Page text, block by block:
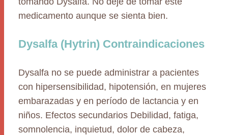
medicamento aunque se sienta bien.
Dysalfa (Hytrin) Contraindicaciones
Dysalfa no se puede administrar a pacientes
con hipersensibilidad, hipotensión, en mujeres
embarazadas y en período de lactancia y en
niños. Efectos secundarios Debilidad, fatiga,
somnolencia, inquietud, dolor de cabeza,